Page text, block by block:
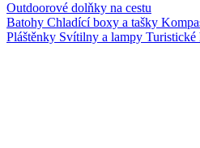
Outdoorové dolňky na cestu
Batohy Chladící boxy a tašky
Pláštěnky Svítilny a lampy Turistické